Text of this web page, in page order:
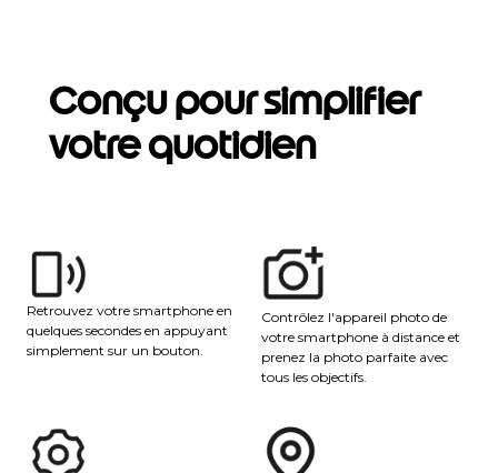
Conçu pour simplifier
votre quotidien
Retrouvez votre smartphone en
quelques secondes en appuyant
simplement sur un bouton.
Contrôlez l'appareil photo de
votre smartphone à distance et
prenez la photo parfaite avec
tous les objectifs.